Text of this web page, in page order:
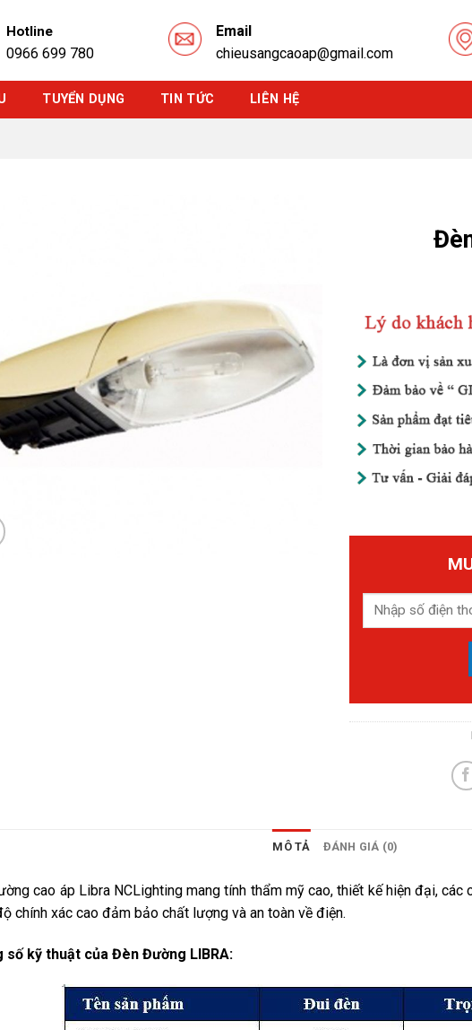
Hotline
0966 699 780
Email
chieusangcaoap@gmail.com
TUYỂN DỤNG TIN TỨC LIÊN HỆ
MÔ TẢ ĐÁNH GIÁ (0)
cao áp Libra NCLighting mang tính thẩm mỹ cao, thiết kế hiện đại,
chính xác cao đảm bảo chất lượng và an toàn về điện.
số kỹ thuật của Đèn Đường LIBRA: